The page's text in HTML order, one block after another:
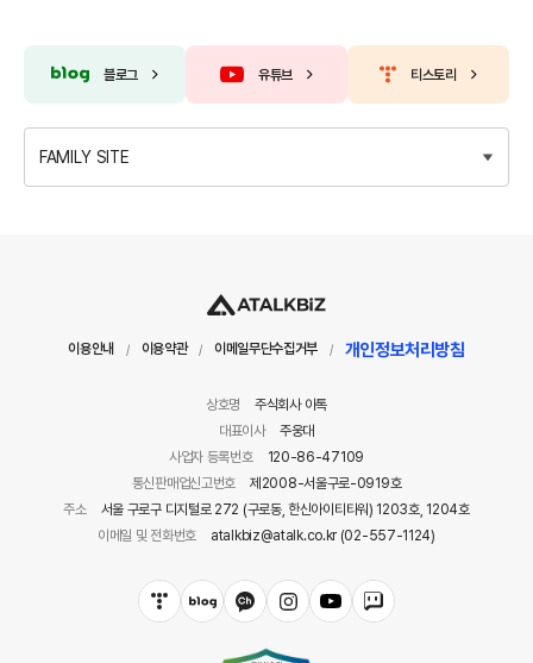
블로그 유튜브 티스토리
FAMILY SITE
이용안내 / 이용약관 / 이메일무단수집거부 / 개인정보처리방침
상호명
주식회사 아톡
대표이사
주웅대
사업자 등록번호
120-86-47109
통신판매업신고번호
제2008-서울구로-0919호
주소
서울 구로구 디지털로 272 (구로동, 한신아이티타워) 1203호, 1204호
이메일 및 전화번호
atalkbiz@atalk.co.kr (02-557-1124)